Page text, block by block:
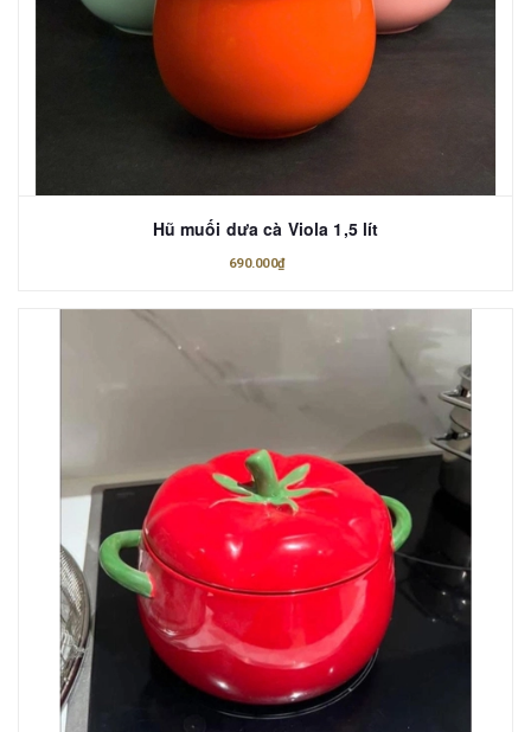
Hũ muối dưa cà Viola 1,5 lít
690.000₫